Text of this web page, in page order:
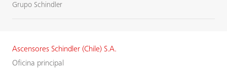
Grupo Schindler
Ascensores Schindler (Chile) S.A.
Oficina principal